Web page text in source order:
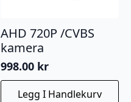
AHD 720P /CVBS
kamera
998.00 kr
Legg I Handlekurv